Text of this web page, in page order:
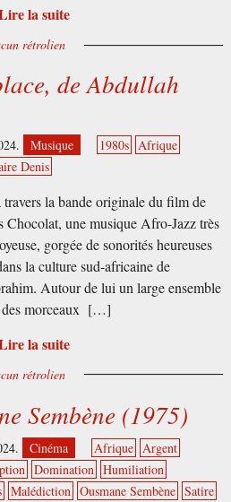
la suite
rétrolien
de Abdullah
Musique 1980s Afrique
Denis
la bande originale du film de
Chocolat, une musique Afro-Jazz très
gorgée de sonorités heureuses
la culture sud-africaine de
Autour de lui un large ensemble
des morceaux […]
la suite
rétrolien
Sembène (1975)
Cinéma Afrique Argent
Domination Humiliation
Malédiction Ousmane Sembène Satire